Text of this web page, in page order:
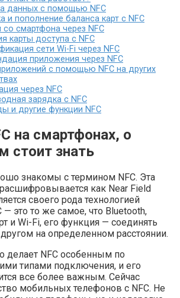
данных с помощью NFC
и пополнение баланса карт с NFC
со смартфона через NFC
карты доступа с NFC
сети Wi-Fi через NFC
приложения через NFC
с помощью NFC на других
через NFC
зарядка с NFC
и другие функции NFC
на смартфонах, о
стоит знать
знакомы с термином NFC. Эта
как Near Field
своего рода технологией
— это то же самое, что Bluetooth,
и Wi-Fi, его функция — соединять
другом на определенном расстоянии.
делает NFC особенным по
типами подключения, и его
все более важным. Сейчас
мобильных телефонов с NFC. Не